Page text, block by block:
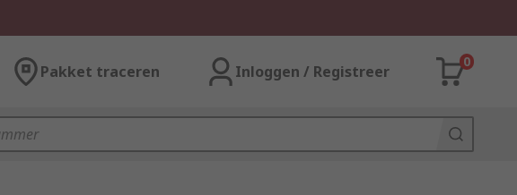
Pakket traceren Inloggen / Registreer
0